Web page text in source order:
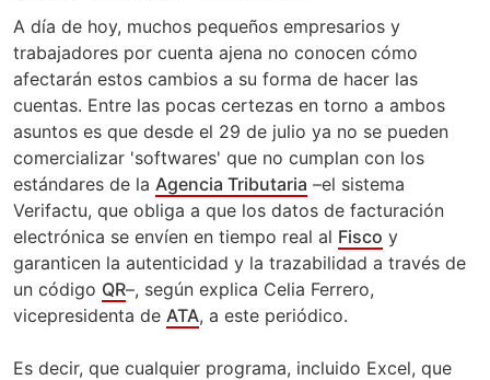
A día de hoy, muchos pequeños empresarios y
trabajadores por cuenta ajena no conocen cómo
afectarán estos cambios a su forma de hacer las
cuentas. Entre las pocas certezas en torno a ambos
asuntos es que desde el 29 de julio ya no se pueden
comercializar 'softwares' que no cumplan con los
estándares de la Agencia Tributaria –el sistema
Verifactu, que obliga a que los datos de facturación
electrónica se envíen en tiempo real al Fisco y
garanticen la autenticidad y la trazabilidad a través de
un código QR–, según explica Celia Ferrero,
vicepresidenta de ATA, a este periódico.
Es decir, que cualquier programa, incluido Excel, que